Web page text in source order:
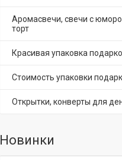
Аромасвечи, свечи с
торт
Красивая упаковка
Стоимость упаковки
Открытки, конверты для
Новинки